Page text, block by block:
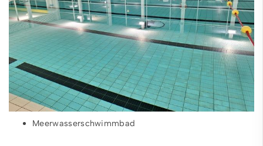
Meerwasserschwimmbad